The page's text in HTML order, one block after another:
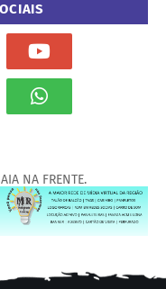
NA FRENTE.